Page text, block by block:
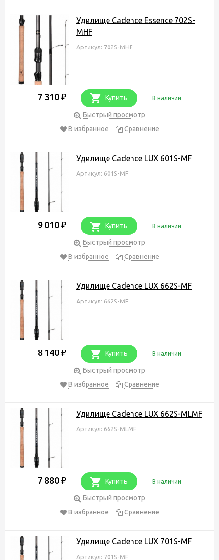
Удилище Cadence Essence 702S-
MHF
Артикул: 702S-MHF
7 310 ₽ Купить В наличии
Быстрый просмотр
В избранное
Сравнение
Удилище Cadence LUX 601S-MF
Артикул: 601S-MF
9 010 ₽ Купить В наличии
Быстрый просмотр
В избранное
Сравнение
Удилище Cadence LUX 662S-MF
Артикул: 662S-MF
8 140 ₽ Купить В наличии
Быстрый просмотр
В избранное
Сравнение
Удилище Cadence LUX 662S-MLMF
Артикул: 662S-MLMF
7 880 ₽ Купить В наличии
Быстрый просмотр
В избранное
Сравнение
Удилище Cadence LUX 701S-MF
Артикул: 701S-MF